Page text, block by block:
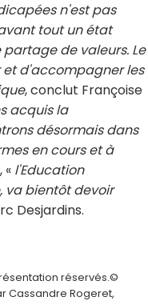
n'est pas
tout un état
de valeurs. Le
et d'accompagner les
, conclut Françoise
acquis la
désormais dans
en cours et à
« l'Education
va bientôt devoir
Desjardins.
réservés.©
Cassandre Rogeret,